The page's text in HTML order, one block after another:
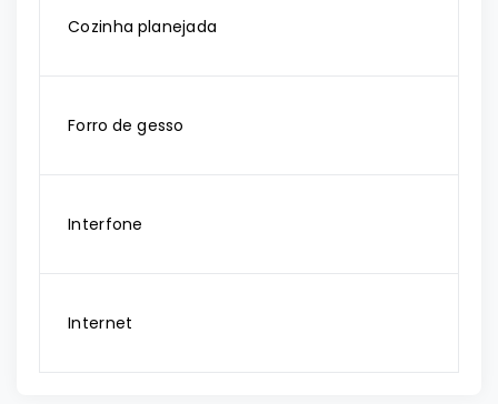
Cozinha planejada
Forro de gesso
Interfone
Internet